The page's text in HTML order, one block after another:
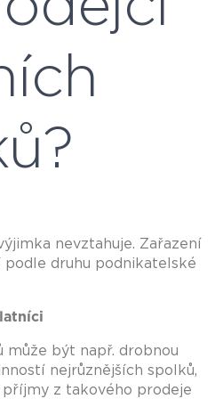
nevztahuje. Zařazení
druhu podnikatelské
může být např. drobnou
nejrůznějších spolků,
příjmy z takového prodeje